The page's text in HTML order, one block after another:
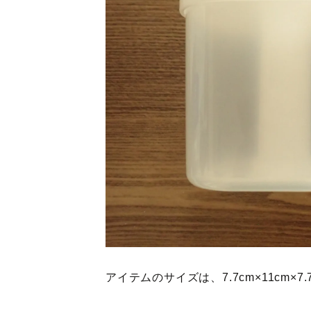
アイテムのサイズは、